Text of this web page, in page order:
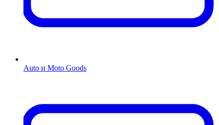
Auto и Moto Goods